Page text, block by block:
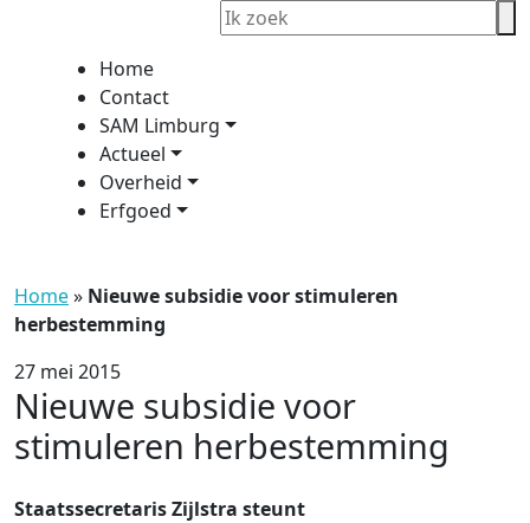
Home
Contact
SAM Limburg
Actueel
Overheid
Erfgoed
Home» Nieuwe subsidie voor stimuleren
herbestemming
27 mei 2015
Nieuwe subsidie voor
stimuleren herbestemming
Staatssecretaris Zijlstra steunt